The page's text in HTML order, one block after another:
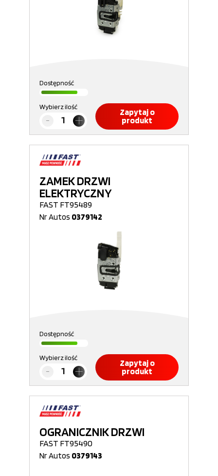
Dostępność
Wybierz ilość
Zapytaj o
produkt
ZAMEK DRZWI
ELEKTRYCZNY
FAST FT95489
Nr Autos 0379142
Dostępność
Wybierz ilość
Zapytaj o
produkt
OGRANICZNIK DRZWI
FAST FT95490
Nr Autos 0379143